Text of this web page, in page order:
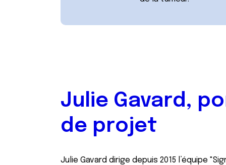
t
Julie Gavard,
de projet
Julie Gavard dirige depuis 2015 l’équipe